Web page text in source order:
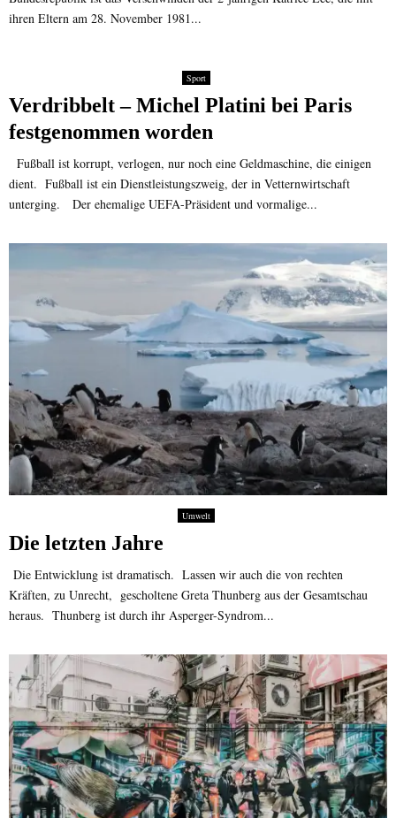
ihren Eltern am 28. November 1981...
Sport
Verdribbelt – Michel Platini bei Paris
festgenommen worden
Fußball ist korrupt, verlogen, nur noch eine Geldmaschine, die einigen
dient. Fußball ist ein Dienstleistungszweig, der in Vetternwirtschaft
unterging. Der ehemalige UEFA-Präsident und vormalige...
Umwelt
Die letzten Jahre
Die Entwicklung ist dramatisch. Lassen wir auch die von rechten
Kräften, zu Unrecht, gescholtene Greta Thunberg aus der Gesamtschau
heraus. Thunberg ist durch ihr Asperger-Syndrom...